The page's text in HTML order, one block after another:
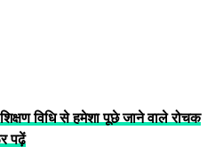
विधि से हमेशा पूछे जाने वाले रोचक
पढ़ें